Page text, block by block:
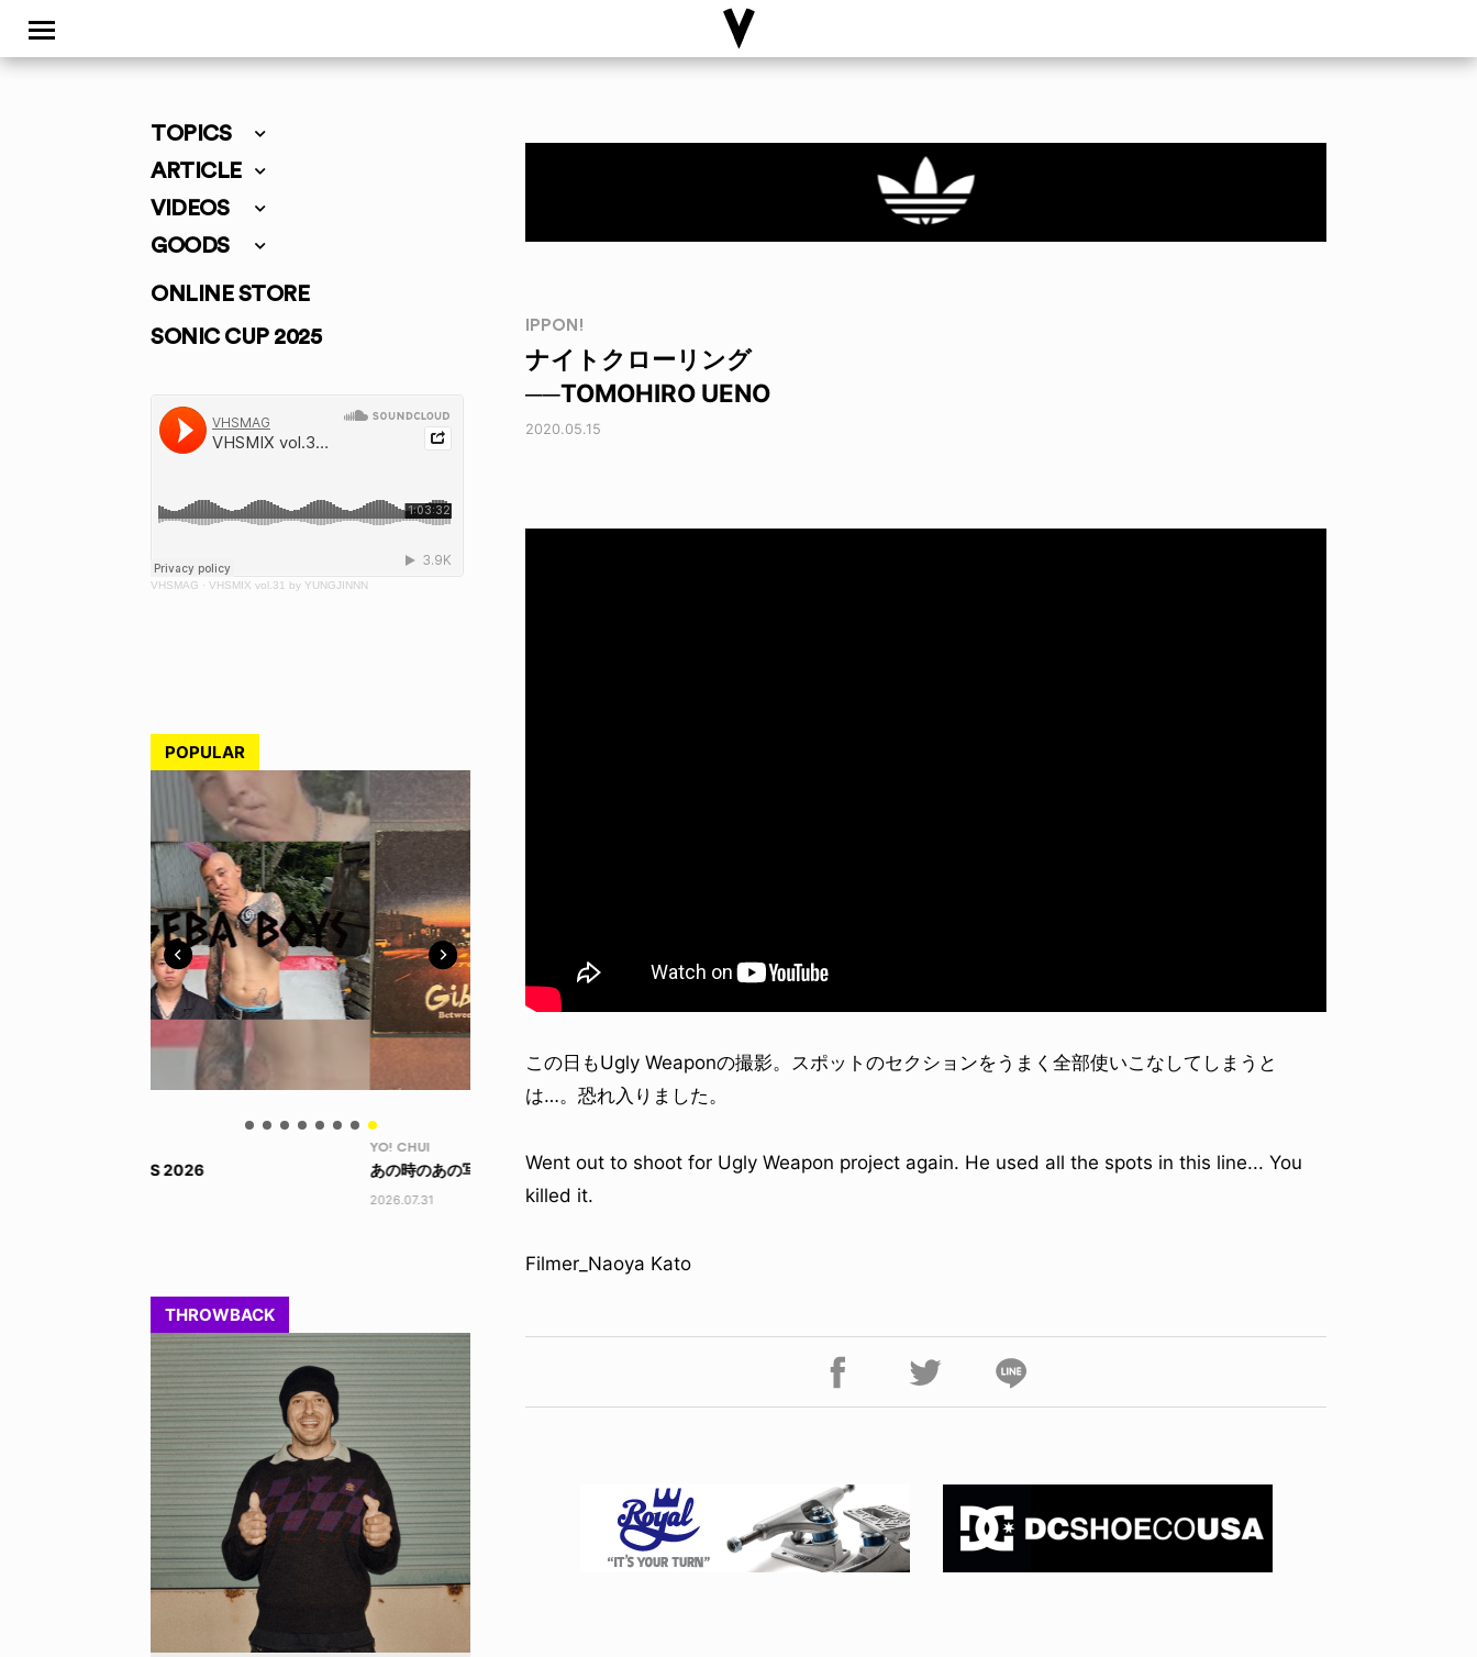
TOPICS
ARTICLE
VIDEOS
GOODS
ONLINE STORE
SONIC CUP 2025
VHSMAG · VHSMIX vol.31 by YUNGJINNN
POPULAR
あの時のあの写真 KAYA SAKAKIBARA / 榊原佳耶
2026.07.30
THROWBACK
IPPON!
ナイトクローリング
──TOMOHIRO UENO
2020.05.15
この日もUgly Weaponの撮影。スポットのセクションをうまく全部使いこなしてしまうと
は…。恐れ入りました。
Went out to shoot for Ugly Weapon project again. He used all the spots in this line... You
killed it.
Filmer_Naoya Kato